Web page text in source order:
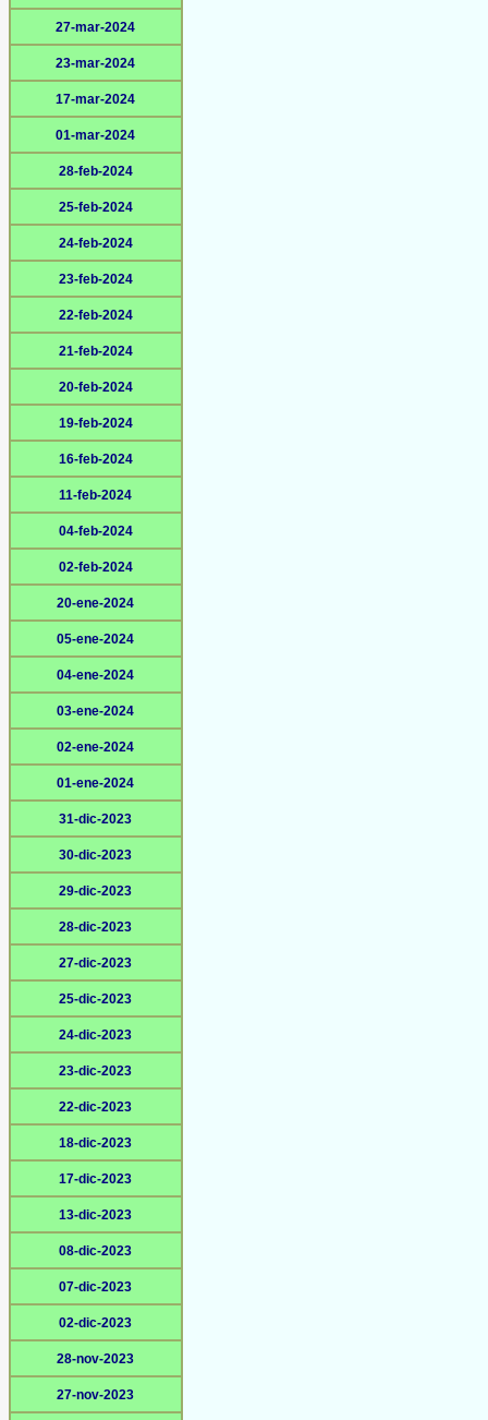
27-mar-2024
23-mar-2024
17-mar-2024
01-mar-2024
28-feb-2024
25-feb-2024
24-feb-2024
23-feb-2024
22-feb-2024
21-feb-2024
20-feb-2024
19-feb-2024
16-feb-2024
11-feb-2024
04-feb-2024
02-feb-2024
20-ene-2024
05-ene-2024
04-ene-2024
03-ene-2024
02-ene-2024
01-ene-2024
31-dic-2023
30-dic-2023
29-dic-2023
28-dic-2023
27-dic-2023
25-dic-2023
24-dic-2023
23-dic-2023
22-dic-2023
18-dic-2023
17-dic-2023
13-dic-2023
08-dic-2023
07-dic-2023
02-dic-2023
28-nov-2023
27-nov-2023